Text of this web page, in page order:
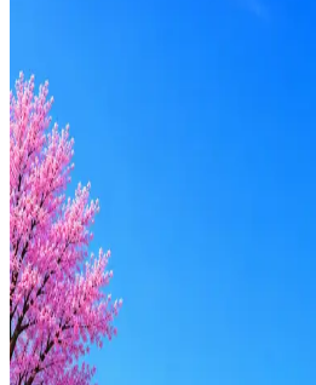
Будьте осторожны: если
Google, iCloud или Госуслуги,
запустить ПО или перевести
Жмите Пожаловаться